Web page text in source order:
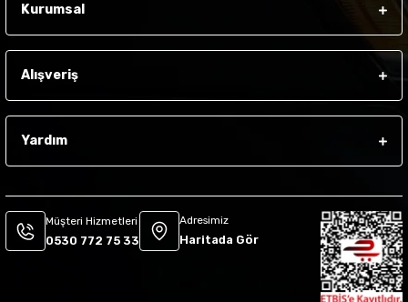
Kurumsal
Alışveriş
Yardım
Müşteri Hizmetleri
0530 772 75 33
Adresimiz
Haritada Gör